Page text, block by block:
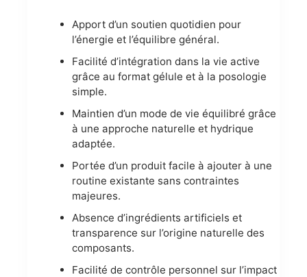
Apport d’un soutien quotidien pour
l’énergie et l’équilibre général.
Facilité d’intégration dans la vie active
grâce au format gélule et à la posologie
simple.
Maintien d’un mode de vie équilibré grâce
à une approche naturelle et hydrique
adaptée.
Portée d’un produit facile à ajouter à une
routine existante sans contraintes
majeures.
Absence d’ingrédients artificiels et
transparence sur l’origine naturelle des
composants.
Facilité de contrôle personnel sur l’impact